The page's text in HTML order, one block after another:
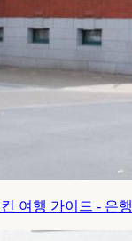
여행 가이드 - 은행